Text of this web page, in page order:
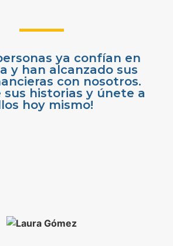
ya confían en
y han alcanzado sus
con nosotros.
sus historias y únete a
hoy mismo!